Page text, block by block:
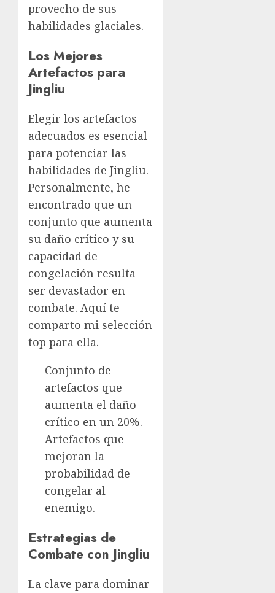
provecho de sus
habilidades glaciales.
Los Mejores
Artefactos para
Jingliu
Elegir los artefactos
adecuados es esencial
para potenciar las
habilidades de Jingliu.
Personalmente, he
encontrado que un
conjunto que aumenta
su daño crítico y su
capacidad de
congelación resulta
ser devastador en
combate. Aquí te
comparto mi selección
top para ella.
Conjunto de
artefactos que
aumenta el daño
crítico en un 20%.
Artefactos que
mejoran la
probabilidad de
congelar al
enemigo.
Estrategias de
Combate con Jingliu
La clave para dominar